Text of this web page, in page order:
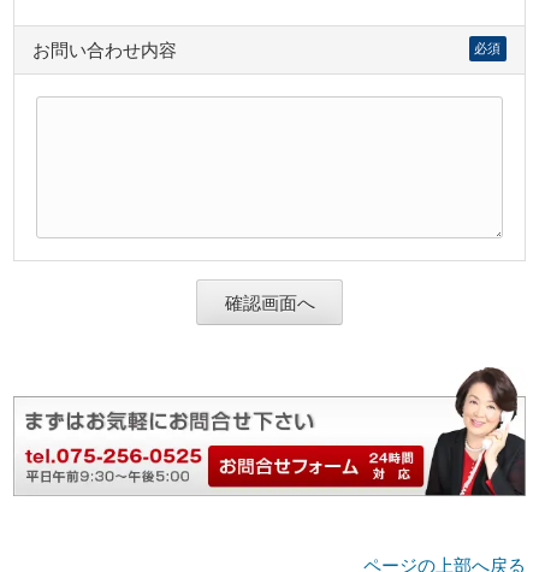
お問い合わせ内容 必須
ページの上部へ戻る